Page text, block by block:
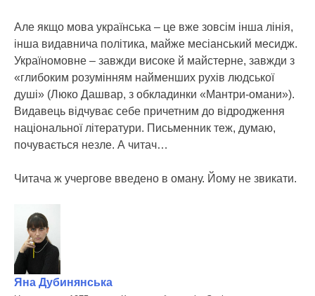
Але якщо мова українська – це вже зовсім інша лінія,
інша видавнича політика, майже месіанський месидж.
Україномовне – завжди високе й майстерне, завжди з
«глибоким розумінням найменших рухів людської
душі» (Люко Дашвар, з обкладинки «Мантри-омани»).
Видавець відчуває себе причетним до відродження
національної літератури. Письменник теж, думаю,
почувається незле. А читач…
Читача ж учергове введено в оману. Йому не звикати.
Яна Дубинянська